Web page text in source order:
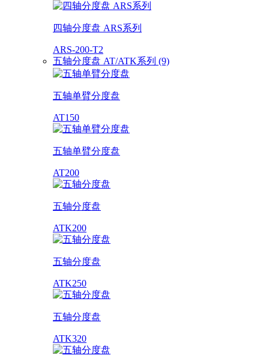
四轴分度盘 ARS系列
ARS-200-T2
五轴分度盘 AT/ATK系列 (9)
五轴单臂分度盘
AT150
五轴单臂分度盘
AT200
五轴分度盘
ATK200
五轴分度盘
ATK250
五轴分度盘
ATK320